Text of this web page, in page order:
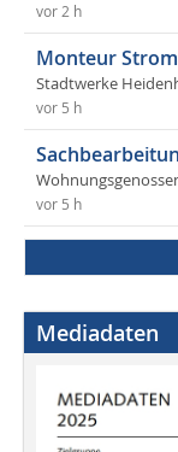
vor 2 h
Monteur
Stadtwerke
vor 5 h
vor 5 h
Mediadaten